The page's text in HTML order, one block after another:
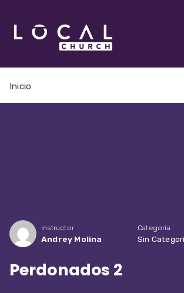
Inicio
Instructor
Andrey Molina
Categoría
Sin
Perdonados 2